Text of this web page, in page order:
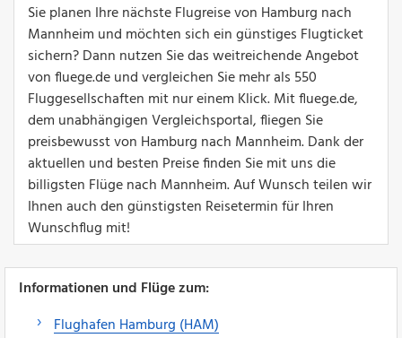
Sie planen Ihre nächste Flugreise von Hamburg nach
Mannheim und möchten sich ein günstiges Flugticket
sichern? Dann nutzen Sie das weitreichende Angebot
von fluege.de und vergleichen Sie mehr als 550
Fluggesellschaften mit nur einem Klick. Mit fluege.de,
dem unabhängigen Vergleichsportal, fliegen Sie
preisbewusst von Hamburg nach Mannheim. Dank der
aktuellen und besten Preise finden Sie mit uns die
billigsten Flüge nach Mannheim. Auf Wunsch teilen wir
Ihnen auch den günstigsten Reisetermin für Ihren
Wunschflug mit!
Informationen und Flüge zum:
Flughafen Hamburg (HAM)